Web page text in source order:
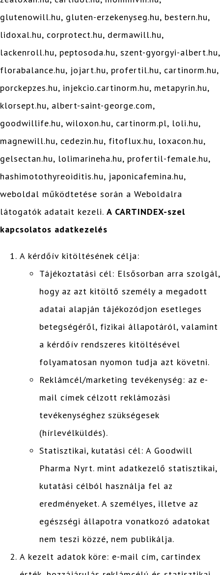
glutenowill.hu, gluten-erzekenyseg.hu, bestern.hu,
lidoxal.hu, corprotect.hu, dermawill.hu,
lackenroll.hu, peptosoda.hu, szent-gyorgyi-albert.hu,
florabalance.hu, jojart.hu, profertil.hu, cartinorm.hu,
porckepzes.hu, injekcio.cartinorm.hu, metapyrin.hu,
klorsept.hu, albert-saint-george.com,
goodwillife.hu, wiloxon.hu, cartinorm.pl, loli.hu,
magnewill.hu, cedezin.hu, fitoflux.hu, loxacon.hu,
gelsectan.hu, lolimarineha.hu, profertil-female.hu,
hashimotothyreoiditis.hu, japonicafemina.hu,
weboldal működtetése során a Weboldalra
látogatók adatait kezeli. A CARTINDEX-szel
kapcsolatos adatkezelés
A kérdőív kitöltésének célja:
Tájékoztatási cél: Elsősorban arra szolgál,
hogy az azt kitöltő személy a megadott
adatai alapján tájékozódjon esetleges
betegségéről, fizikai állapotáról, valamint
a kérdőív rendszeres kitöltésével
folyamatosan nyomon tudja azt követni.
Reklámcél/marketing tevékenység: az e-
mail címek célzott reklámozási
tevékenységhez szükségesek
(hírlevélküldés).
Statisztikai, kutatási cél: A Goodwill
Pharma Nyrt. mint adatkezelő statisztikai,
kutatási célból használja fel az
eredményeket. A személyes, illetve az
egészségi állapotra vonatkozó adatokat
nem teszi közzé, nem publikálja.
A kezelt adatok köre: e-mail cím, cartindex